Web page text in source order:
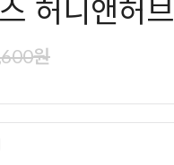
허니앤허브
원